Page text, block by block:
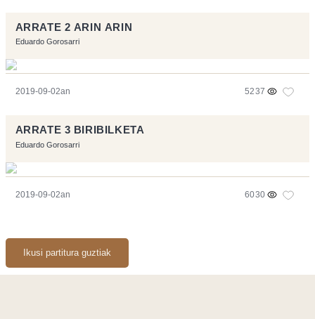
ARRATE 2 ARIN ARIN
Eduardo Gorosarri
2019-09-02an 5237
ARRATE 3 BIRIBILKETA
Eduardo Gorosarri
2019-09-02an 6030
Ikusi partitura guztiak